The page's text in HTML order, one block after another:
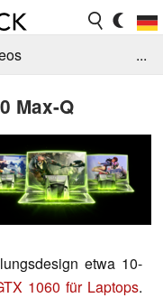
Jobs
...
Max-Q
etwa 10-
1060 für Laptops.